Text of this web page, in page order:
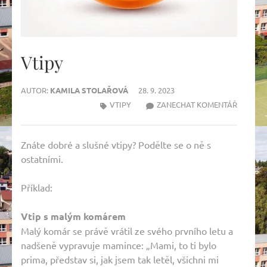
Vtipy
AUTOR: KAMILA STOLAŘOVÁ
28. 9. 2023
ZANECHAT KOMENTÁŘNA
VTIPY
Znáte dobré a slušné vtipy? Podělte se o ně s
ostatními.
Příklad:
Vtip s malým komárem
Malý komár se právě vrátil ze svého prvního letu a
nadšeně vypravuje mamince: „Mami, to ti bylo
prima, představ si, jak jsem tak letěl, všichni mi